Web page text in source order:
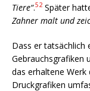
Tiere“.52 Später
Zahner malt und
Dass er tatsächlich
Gebrauchsgrafiken
das erhaltene Werk
Druckgrafiken